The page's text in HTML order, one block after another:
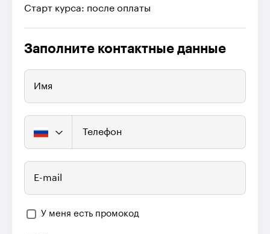
Старт курса: после оплаты
Заполните контактные данные
Имя
Телефон
E-mail
У меня есть промокод